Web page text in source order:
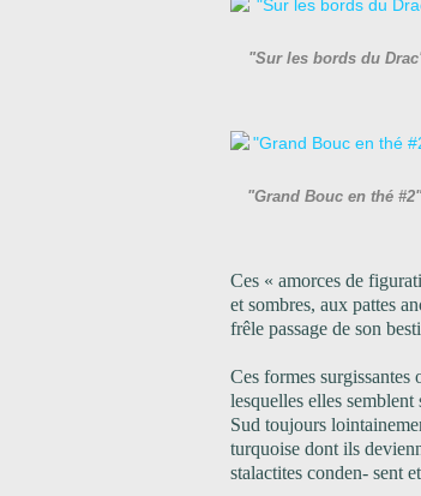
"Sur les bords du
"Grand Bouc en thé
Ces « amorces de
et sombres, aux pattes
frêle passage de son
Ces formes surgissantes
lesquelles elles
Sud toujours
turquoise dont ils
stalactites conden- sent